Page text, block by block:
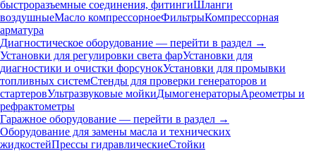
быстроразъемные соединения, фитингиШланги
воздушныеМасло компрессорноеФильтрыКомпрессорная
арматура
Диагностическое оборудование — перейти в раздел →
Установки для регулировки света фарУстановки для
диагностики и очистки форсунокУстановки для промывки
топливных системСтенды для проверки генераторов и
стартеровУльтразвуковые мойкиДымогенераторыАреометры и
рефрактометры
Гаражное оборудование — перейти в раздел →
Оборудование для замены масла и технических
жидкостейПрессы гидравлическиеСтойки